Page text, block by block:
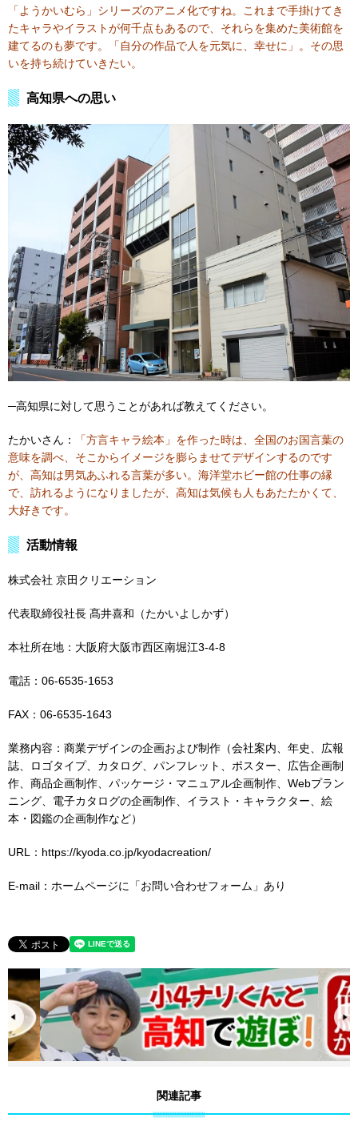
「ようかいむら」シリーズのアニメ化ですね。これまで手掛けてき
たキャラやイラストが何千点もあるので、それらを集めた美術館を
建てるのも夢です。「自分の作品で人を元気に、幸せに」。その思
いを持ち続けていきたい。
高知県への思い
─高知県に対して思うことがあれば教えてください。
たかいさん：
「方言キャラ絵本」を作った時は、全国のお国言葉の
意味を調べ、そこからイメージを膨らませてデザインするのです
が、高知は男気あふれる言葉が多い。海洋堂ホビー館の仕事の縁
で、訪れるようになりましたが、高知は気候も人もあたたかくて、
大好きです。
活動情報
株式会社 京田クリエーション
代表取締役社長 髙井喜和（たかいよしかず）
本社所在地：大阪府大阪市西区南堀江3-4-8
電話：06-6535-1653
FAX：06-6535-1643
業務内容：商業デザインの企画および制作（会社案内、年史、広報
誌、ロゴタイプ、カタログ、パンフレット、ポスター、広告企画制
作、商品企画制作、パッケージ・マニュアル企画制作、Webプラン
ニング、電子カタログの企画制作、イラスト・キャラクター、絵
本・図鑑の企画制作など）
URL：https://kyoda.co.jp/kyodacreation/
E-mail：ホームページに「お問い合わせフォーム」あり
関連記事